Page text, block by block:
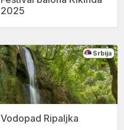
2025
Srbija
Vodopad Ripaljka